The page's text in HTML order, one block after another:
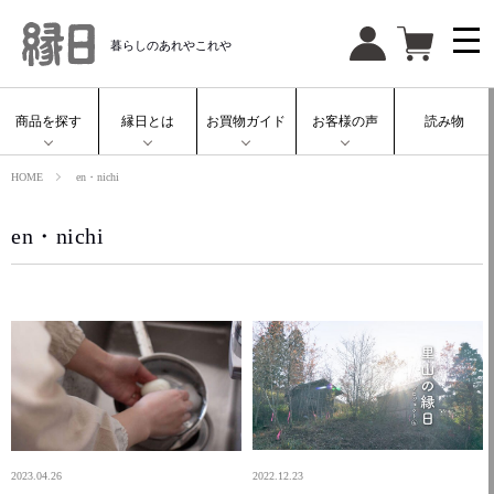
暮らしのあれやこれや
商品を探す 縁日とは お買物ガイド お客様の声 読み物
HOME en・nichi
en・nichi
2023.04.26 2022.12.23